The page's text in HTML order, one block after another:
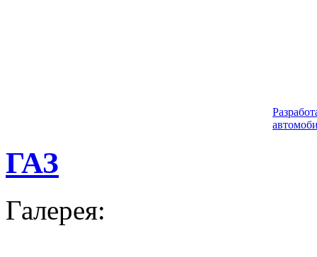
ГАЗ
Галерея: